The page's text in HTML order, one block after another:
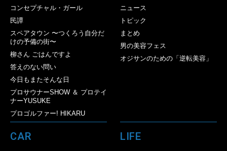
コンセプチャル・ガール
民譚
スペアタウン 〜つくろう自分だ
けの予備の街〜
柳さん ごはんですよ
答えのない問い
今日もまたそんな日
プロサウナーSHOW ＆ プロテイ
ナーYUSUKE
プロゴルファー! HIKARU
ニュース
トピック
まとめ
男の美容フェス
オジサンのための「逆転美容」
CAR LIFE